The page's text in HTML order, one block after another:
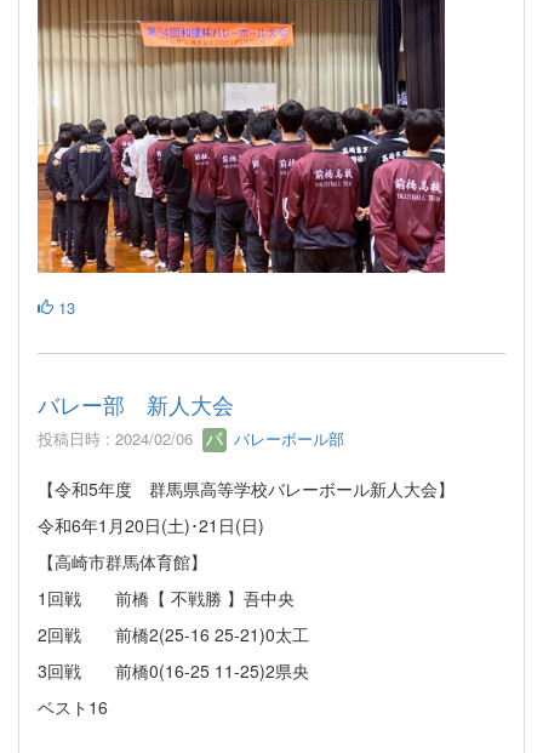
13
バレー部 新人大会
投稿日時 : 2024/02/06 バレーボール部
【令和5年度 群馬県高等学校バレーボール新人大会】
令和6年1月20日(土)･21日(日)
【高崎市群馬体育館】
1回戦 前橋【 不戦勝 】吾中央
2回戦 前橋2(25-16 25-21)0太工
3回戦 前橋0(16-25 11-25)2県央
ベスト16